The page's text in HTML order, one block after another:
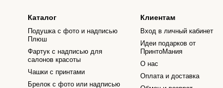
Каталог
Подушка с фото и надписью
Плюш
Фартук с надписью для
салонов красоты
Чашки с принтами
Брелок с фото или надписью
Клиентам
Вход в личный кабинет
Идеи подарков от
ПринтоМания
О нас
Оплата и доставка